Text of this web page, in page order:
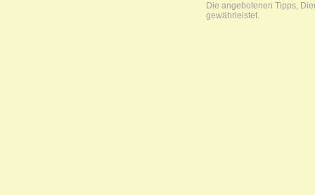
Die angebotenen Tipps,
gewährleistet.